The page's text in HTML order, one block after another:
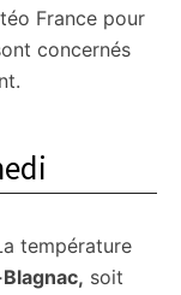
France pour
concernés
température
soit